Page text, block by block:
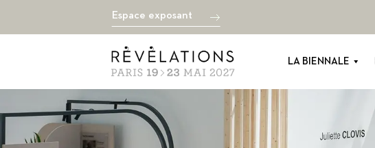
Espace exposant
LA BIENNALE